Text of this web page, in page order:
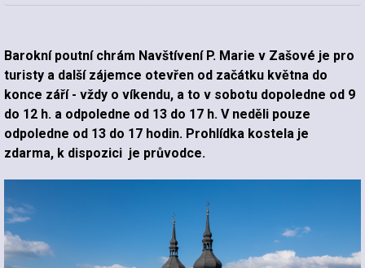
Barokní poutní chrám Navštívení P. Marie v Zašové je pro
turisty a další zájemce otevřen od začátku května do
konce září - vždy o víkendu, a to v sobotu dopoledne od 9
do 12 h. a odpoledne od 13 do 17 h. V neděli pouze
odpoledne od 13 do 17 hodin. Prohlídka kostela je
zdarma, k dispozici je průvodce.